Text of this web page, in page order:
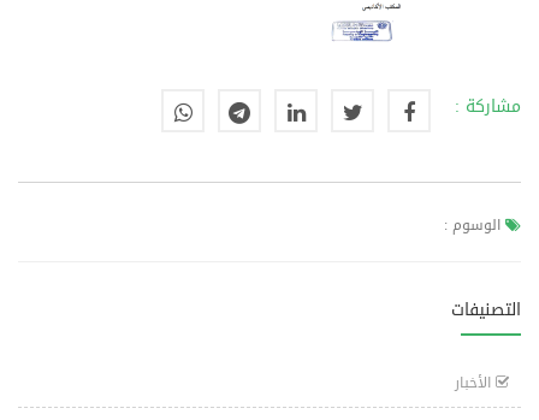
مشاركة :
الوسوم :
التصنيفات
الأخبار